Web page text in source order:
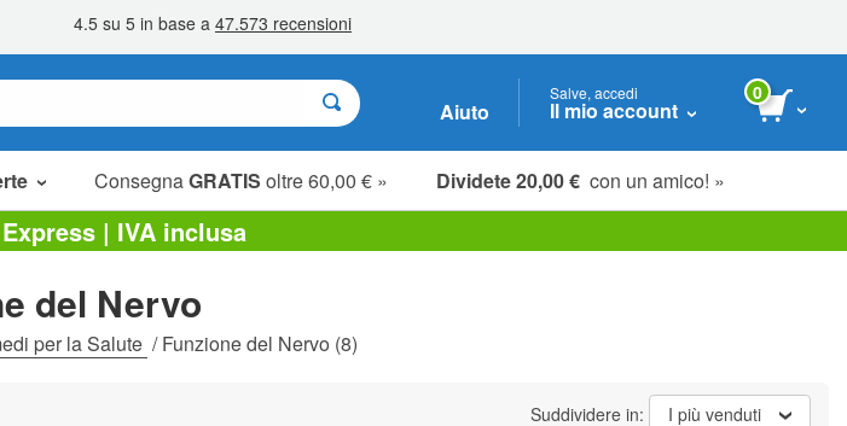
Aiuto
Salve, accedi
Il mio account
0
ConsegnaGRATIS oltre 60,00 € » Dividete 20,00 € con un amico! »
Articoli in offerta
Pacchetti
Liquidazione
| IVA inclusa
del Nervo
per la Salute /Funzione del Nervo (8)
Suddividere in: I più venduti